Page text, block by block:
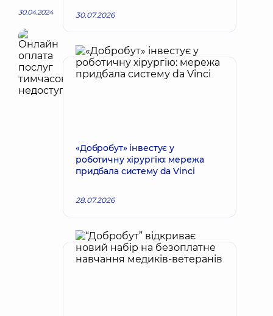
30.04.2024 30.07.2026
«Добробут» інвестує у
роботичну хірургію: мережа
придбала систему da Vinci
28.07.2026